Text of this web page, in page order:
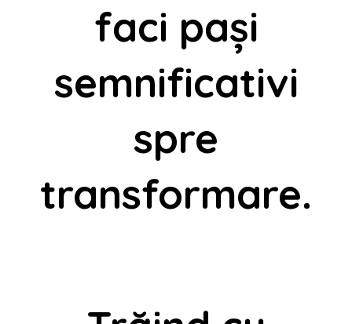
faci pași
semnificativi
spre
transformare.